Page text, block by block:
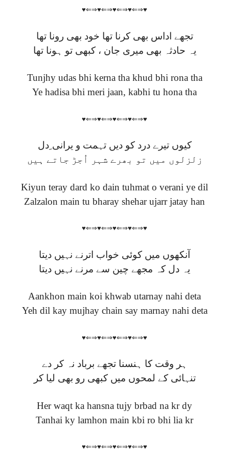
♥⇐⇒♥⇐⇒♥⇐⇒♥⇐⇒♥
تجھے اداس بھی کرنا تھا خود بھی رونا تھا
یہ حادثہ بھی میری جان ، کبھی تو ہونا تھا
Tunjhy udas bhi kerna tha khud bhi rona tha
Ye hadisa bhi meri jaan, kabhi tu hona tha
♥⇐⇒♥⇐⇒♥⇐⇒♥⇐⇒♥
کیوں تیرے درد کو دیں تہمت و یرانی ِدل
زلزلوں میں تو بھرے شہر اُجڑ جاتے ہیں
Kiyun teray dard ko dain tuhmat o verani ye dil
Zalzalon main tu bharay shehar ujarr jatay han
♥⇐⇒♥⇐⇒♥⇐⇒♥⇐⇒♥
آنکھوں میں کوئی خواب اترنے نہیں دیتا
یہ دل کہ مجھے چین سے مرنے نہیں دیتا
Aankhon main koi khwab utarnay nahi deta
Yeh dil kay mujhay chain say marnay nahi deta
♥⇐⇒♥⇐⇒♥⇐⇒♥⇐⇒♥
ہر وقت کا ہنسنا تجھے برباد نہ کر دے
تنہائی کے لمحوں میں کبھی رو بھی لیا کر
Her waqt ka hansna tujy brbad na kr dy
Tanhai ky lamhon main kbi ro bhi lia kr
♥⇐⇒♥⇐⇒♥⇐⇒♥⇐⇒♥